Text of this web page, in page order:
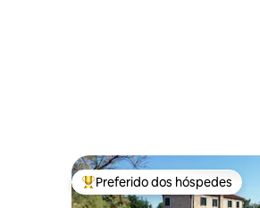
Entre os melhores preferidos
Preferido dos hóspedes